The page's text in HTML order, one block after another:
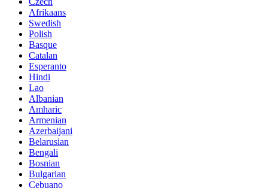
Afrikaans
Swedish
Polish
Basque
Catalan
Esperanto
Hindi
Lao
Albanian
Amharic
Armenian
Azerbaijani
Belarusian
Bengali
Bosnian
Bulgarian
Cebuano